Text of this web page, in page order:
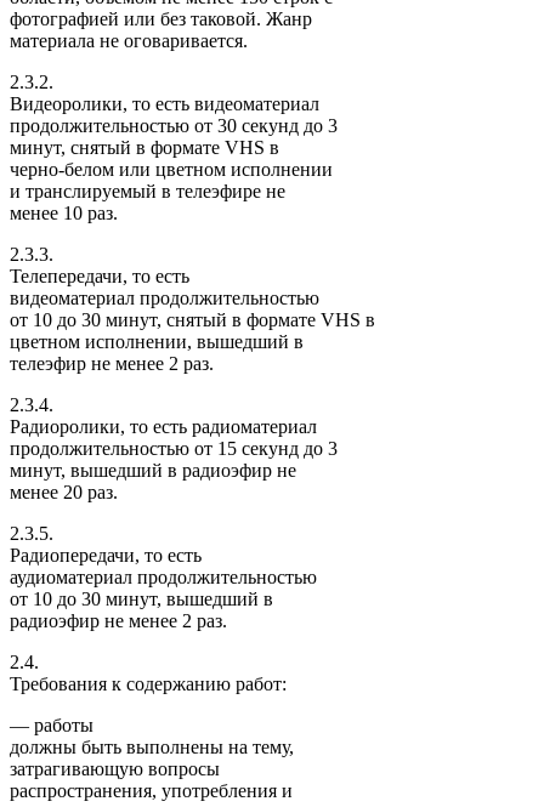
фотографией или без таковой. Жанр
материала не оговаривается.
2.3.2.
Видеоролики, то есть видеоматериал
продолжительностью от 30 секунд до 3
минут, снятый в формате VHS в
черно-белом или цветном исполнении
и транслируемый в телеэфире не
менее 10 раз.
2.3.3.
Телепередачи, то есть
видеоматериал продолжительностью
от 10 до 30 минут, снятый в формате VHS в
цветном исполнении, вышедший в
телеэфир не менее 2 раз.
2.3.4.
Радиоролики, то есть радиоматериал
продолжительностью от 15 секунд до 3
минут, вышедший в радиоэфир не
менее 20 раз.
2.3.5.
Радиопередачи, то есть
аудиоматериал продолжительностью
от 10 до 30 минут, вышедший в
радиоэфир не менее 2 раз.
2.4.
Требования к содержанию работ:
— работы
должны быть выполнены на тему,
затрагивающую вопросы
распространения, употребления и